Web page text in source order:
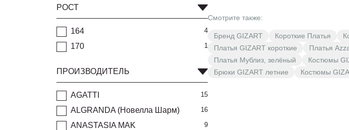
РОСТ
164 4
170 1
ПРОИЗВОДИТЕЛЬ
AGATTI 15
ALGRANDA (Новелла Шарм) 16
ANASTASIA MAK 9
Смотрите также:
Бренд GIZART Короткие Платья
Платья GIZART короткие
Платья
Платья Мублиз, зелёный
Костюмы
Брюки GIZART летние
Костюмы